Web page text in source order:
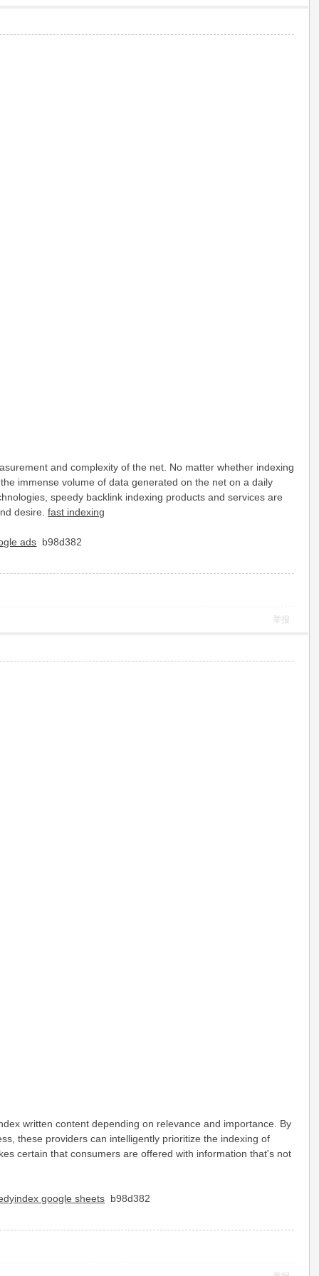
and complexity of the net. No matter whether indexing
immense volume of data generated on the net on a daily
speedy backlink indexing products and services are
desire.fast indexing
ads b98d382
举报
written content depending on relevance and importance. By
these providers can intelligently prioritize the indexing of
certain that consumers are offered with information that's not
google sheets b98d382